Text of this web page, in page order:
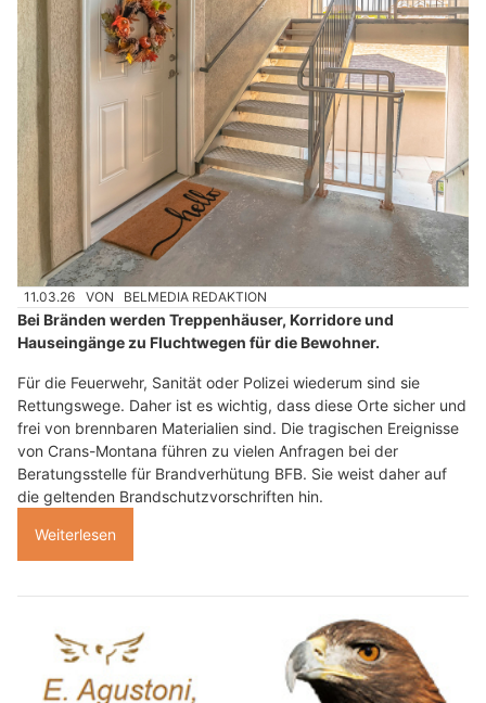
11.03.26 VON BELMEDIA REDAKTION
Bei Bränden werden Treppenhäuser, Korridore und
Hauseingänge zu Fluchtwegen für die Bewohner.
Für die Feuerwehr, Sanität oder Polizei wiederum sind sie
Rettungswege. Daher ist es wichtig, dass diese Orte sicher und
frei von brennbaren Materialien sind. Die tragischen Ereignisse
von Crans-Montana führen zu vielen Anfragen bei der
Beratungsstelle für Brandverhütung BFB. Sie weist daher auf
die geltenden Brandschutzvorschriften hin.
Weiterlesen